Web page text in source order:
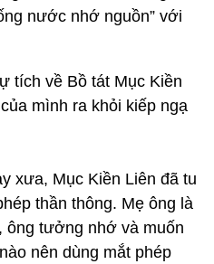
nước nhớ nguồn” với
tích về Bồ tát Mục Kiền
mình ra khỏi kiếp ngạ
xưa, Mục Kiền Liên đã tu
thần thông. Mẹ ông là
ông tưởng nhớ và muốn
nên dùng mắt phép